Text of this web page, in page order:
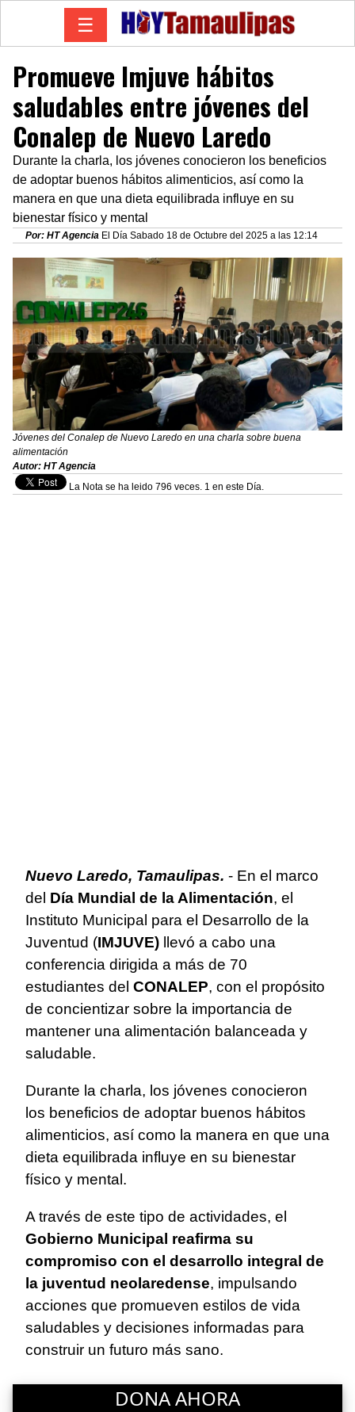
☰
Promueve Imjuve hábitos
saludables entre jóvenes del
Conalep de Nuevo Laredo
Durante la charla, los jóvenes conocieron los beneficios
de adoptar buenos hábitos alimenticios, así como la
manera en que una dieta equilibrada influye en su
bienestar físico y mental
Por: HT Agencia El Día Sabado 18 de Octubre del 2025 a las 12:14
Jóvenes del Conalep de Nuevo Laredo en una charla sobre buena
alimentación
Autor: HT Agencia
La Nota se ha leido 796 veces. 1 en este Día.
Nuevo Laredo, Tamaulipas. - En el marco
del Día Mundial de la Alimentación, el
Instituto Municipal para el Desarrollo de la
Juventud (IMJUVE) llevó a cabo una
conferencia dirigida a más de 70
estudiantes del CONALEP, con el propósito
de concientizar sobre la importancia de
mantener una alimentación balanceada y
saludable.
Durante la charla, los jóvenes conocieron
los beneficios de adoptar buenos hábitos
alimenticios, así como la manera en que una
dieta equilibrada influye en su bienestar
físico y mental.
A través de este tipo de actividades, el
Gobierno Municipal reafirma su
compromiso con el desarrollo integral de
la juventud neolaredense, impulsando
acciones que promueven estilos de vida
saludables y decisiones informadas para
construir un futuro más sano.
DONA AHORA